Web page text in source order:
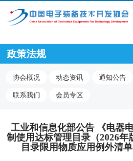
政策法规
协会概况 动态资讯 通知公告
联系我们 会员专区
工业和信息化部公告
《电器
制使用达标管理目录（2026年
目录限用物质应用例外清单